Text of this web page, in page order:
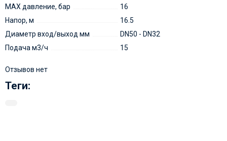
MAX давление, бар
16
Напор, м
16.5
Диаметр вход/выход мм
DN50 - DN32
Подача м3/ч
15
Отзывов нет
Теги: